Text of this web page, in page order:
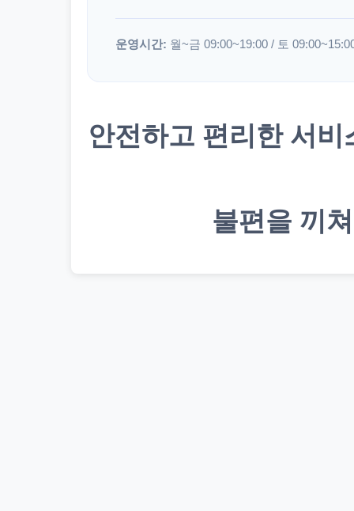
운영시간: 월~금 09:00~19:00 / 토
안전하고 편리한 서
불편을 끼